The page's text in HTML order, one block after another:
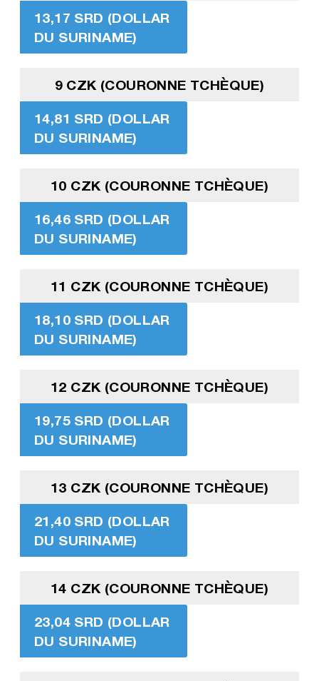
13,17 SRD (DOLLAR
DU SURINAME)
9 CZK (COURONNE TCHÈQUE)
14,81 SRD (DOLLAR
DU SURINAME)
10 CZK (COURONNE TCHÈQUE)
16,46 SRD (DOLLAR
DU SURINAME)
11 CZK (COURONNE TCHÈQUE)
18,10 SRD (DOLLAR
DU SURINAME)
12 CZK (COURONNE TCHÈQUE)
19,75 SRD (DOLLAR
DU SURINAME)
13 CZK (COURONNE TCHÈQUE)
21,40 SRD (DOLLAR
DU SURINAME)
14 CZK (COURONNE TCHÈQUE)
23,04 SRD (DOLLAR
DU SURINAME)